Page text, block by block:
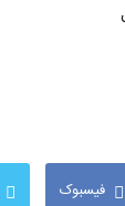
فیسبوک